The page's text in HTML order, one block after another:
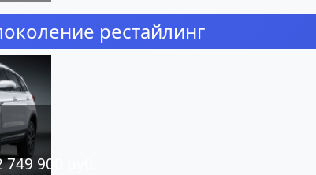
рестайлинг
900 руб.